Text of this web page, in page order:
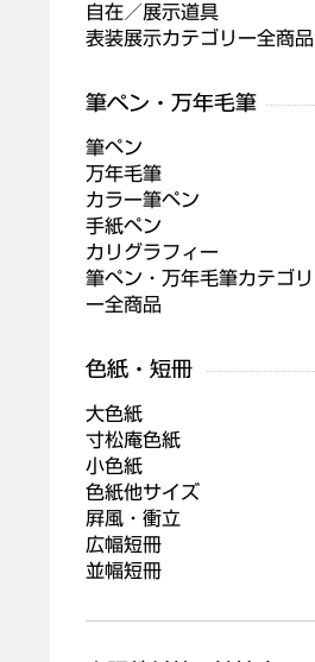
自在／展示道具
表装展示カテゴリー全商品
筆ペン
万年毛筆
カラー筆ペン
手紙ペン
カリグラフィー
筆ペン・万年毛筆カテゴリ
ー全商品
大色紙
寸松庵色紙
小色紙
色紙他サイズ
屛風・衝立
広幅短冊
並幅短冊